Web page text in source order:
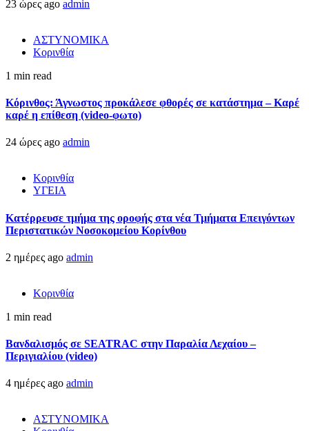
23 ώρες ago admin
ΑΣΤΥΝΟΜΙΚΑ
Κορινθία
1 min read
Κόρινθος: Άγνωστος προκάλεσε φθορές σε κατάστημα – Καρέ
καρέ η επίθεση (video-φωτο)
24 ώρες ago admin
Κορινθία
ΥΓΕΙΑ
Kατέρρευσε τμήμα της οροφής στα νέα Τμήματα Επειγόντων
Περιστατικών Νοσοκομείου Κορίνθου
2 ημέρες ago admin
Κορινθία
1 min read
Βανδαλισμός σε SEATRAC στην Παραλία Λεχαίου –
Περιγιαλίου (video)
4 ημέρες ago admin
ΑΣΤΥΝΟΜΙΚΑ